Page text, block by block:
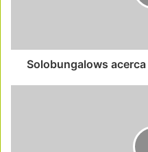
Solobungalows